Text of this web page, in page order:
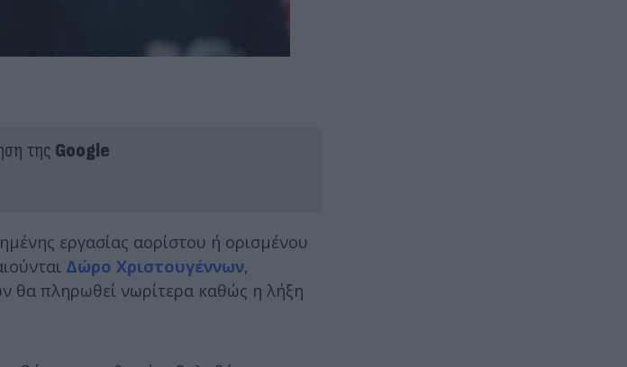
της Google
εργασίας αορίστου ή ορισμένου
Δώρο Χριστουγέννων,
θα πληρωθεί νωρίτερα καθώς η λήξη